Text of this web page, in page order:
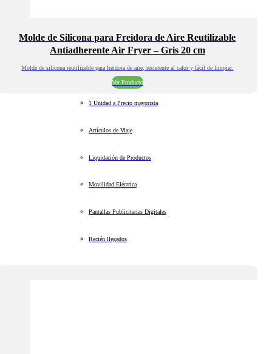
Molde de Silicona para Freidora de Aire Reutilizable
Antiadherente Air Fryer – Gris 20 cm
Molde de silicona reutilizable para freidora de aire, resistente al calor y fácil de limpiar.
Ver Producto
1 Unidad a Precio mayorista
Artículos de Viaje
Liquidación de Productos
Movilidad Eléctrica
Pantallas Publicitarias Digitales
Recién llegados